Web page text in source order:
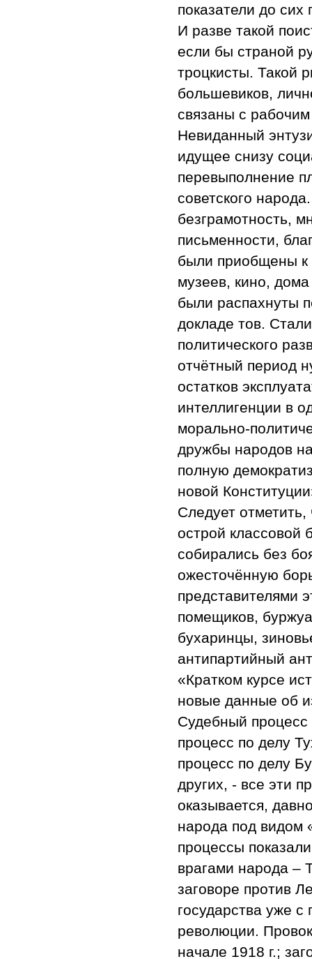
показатели до
И разве такой
если бы страной
троцкисты. Такой
большевиков,
связаны с
Невиданный
идущее снизу
перевыполнение
советского
безграмотность,
письменности,
были приобщены к
музеев, кино,
были распахнуты
докладе тов.
политического
отчётный период
остатков
интеллигенции в
морально-
дружбы народов
полную
новой
Следует
острой классовой
собирались без
ожесточённую
представителями
помещиков,
бухаринцы,
антипартийный
«Кратком курсе
новые данные об
Судебный процесс
процесс по делу
процесс по делу
других, - все эти
оказывается,
народа под видом
процессы
врагами народа –
заговоре против
государства уже
революции.
начале 1918 г.;